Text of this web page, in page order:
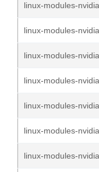
linux-modules-
linux-modules-
linux-modules-
linux-modules-
linux-modules-
linux-modules-
linux-modules-